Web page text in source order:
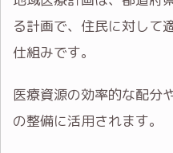
る計画で、住民に対して
仕組みです。
医療資源の効率的な配分
の整備に活用されます。